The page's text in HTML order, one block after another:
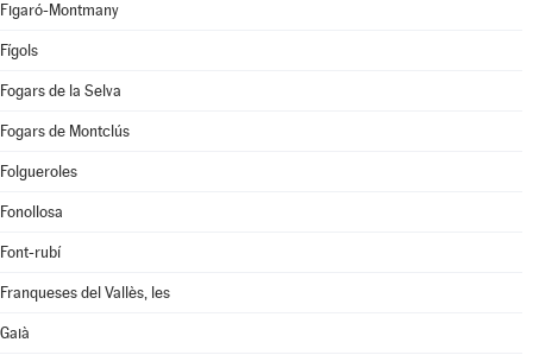
Figaró-Montmany
Fígols
Fogars de la Selva
Fogars de Montclús
Folgueroles
Fonollosa
Font-rubí
Franqueses del Vallès, les
Gaià